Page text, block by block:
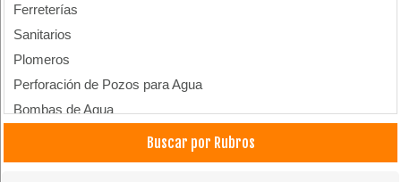
Ferreterías
Sanitarios
Plomeros
Perforación de Pozos para Agua
Bombas de Agua
Buscar por Rubros